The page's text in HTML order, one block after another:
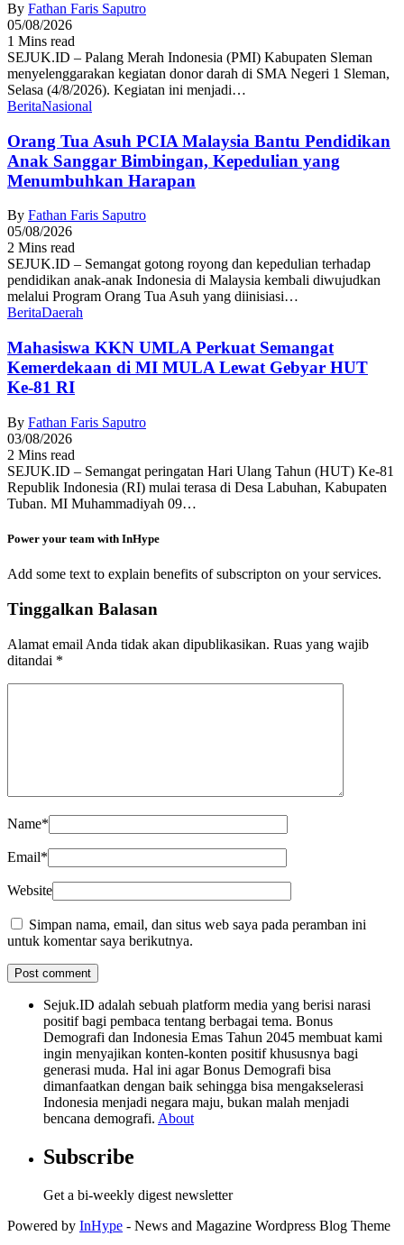
By Fathan Faris Saputro
05/08/2026
1 Mins read
SEJUK.ID – Palang Merah Indonesia (PMI) Kabupaten Sleman
menyelenggarakan kegiatan donor darah di SMA Negeri 1 Sleman,
Selasa (4/8/2026). Kegiatan ini menjadi…
BeritaNasional
Orang Tua Asuh PCIA Malaysia Bantu Pendidikan
Anak Sanggar Bimbingan, Kepedulian yang
Menumbuhkan Harapan
By Fathan Faris Saputro
05/08/2026
2 Mins read
SEJUK.ID – Semangat gotong royong dan kepedulian terhadap
pendidikan anak-anak Indonesia di Malaysia kembali diwujudkan
melalui Program Orang Tua Asuh yang diinisiasi…
BeritaDaerah
Mahasiswa KKN UMLA Perkuat Semangat
Kemerdekaan di MI MULA Lewat Gebyar HUT
Ke-81 RI
By Fathan Faris Saputro
03/08/2026
2 Mins read
SEJUK.ID – Semangat peringatan Hari Ulang Tahun (HUT) Ke-81
Republik Indonesia (RI) mulai terasa di Desa Labuhan, Kabupaten
Tuban. MI Muhammadiyah 09…
Power your team with InHype
Add some text to explain benefits of subscripton on your services.
Tinggalkan Balasan
Alamat email Anda tidak akan dipublikasikan. Ruas yang wajib
ditandai *
Name*
Email*
Website
Simpan nama, email, dan situs web saya pada peramban ini
untuk komentar saya berikutnya.
Sejuk.ID adalah sebuah platform media yang berisi narasi
positif bagi pembaca tentang berbagai tema. Bonus
Demografi dan Indonesia Emas Tahun 2045 membuat kami
ingin menyajikan konten-konten positif khususnya bagi
generasi muda. Hal ini agar Bonus Demografi bisa
dimanfaatkan dengan baik sehingga bisa mengakselerasi
Indonesia menjadi negara maju, bukan malah menjadi
bencana demografi. About
Subscribe
Get a bi-weekly digest newsletter
Powered by InHype - News and Magazine Wordpress Blog Theme